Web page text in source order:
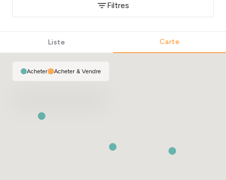
Filtres
Liste Carte
Acheter| Acheter & Vendre